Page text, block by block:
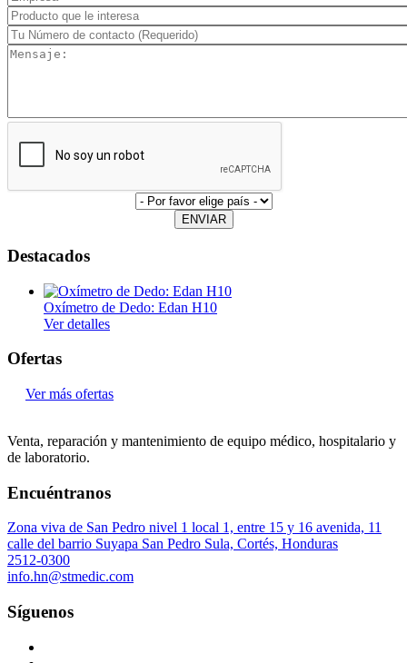
ENVIAR
Destacados
Oxímetro de Dedo: Edan H10
Ver detalles
Ofertas
Ver más ofertas
Venta, reparación y mantenimiento de equipo médico, hospitalario y
de laboratorio.
Encuéntranos
Zona viva de San Pedro nivel 1 local 1, entre 15 y 16 avenida, 11
calle del barrio Suyapa San Pedro Sula, Cortés, Honduras
2512-0300
info.hn@stmedic.com
Síguenos